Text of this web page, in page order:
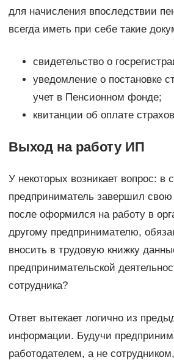
для начисления впоследствии
всегда иметь при себе такие
свидетельство о
уведомление о постановке
учет в Пенсионном фонде;
квитанции об оплате
Выход на работу ИП
У некоторых возникает вопрос: в
предприниматель завершил свою
после оформился на работу в
другому предпринимателю,
вносить в трудовую книжку
предпринимательской
сотрудника?
Ответ вытекает логично из
информации. Будучи
работодателем, а не